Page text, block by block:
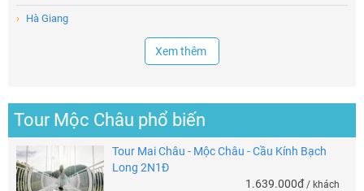
› Hà Giang
Xem thêm
Tour Mộc Châu phổ biến
Tour Mai Châu - Mộc Châu - Cầu Kính Bạch
Long 2N1Đ
1.639.000đ / khách